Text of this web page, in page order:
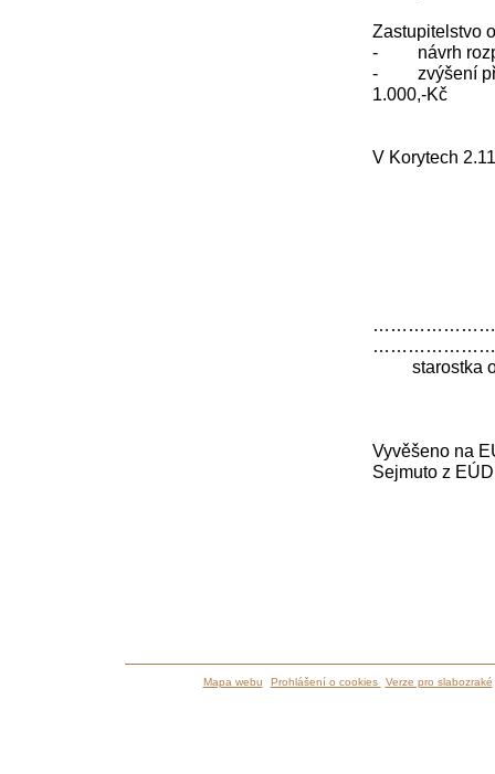
Zastupitelstvo
- návrh
- zvýšení
1.000,-Kč
V Korytech
Vyvěšeno na
Sejmuto z
Mapa webu Prohlášení o cookies Verze pro slabozraké